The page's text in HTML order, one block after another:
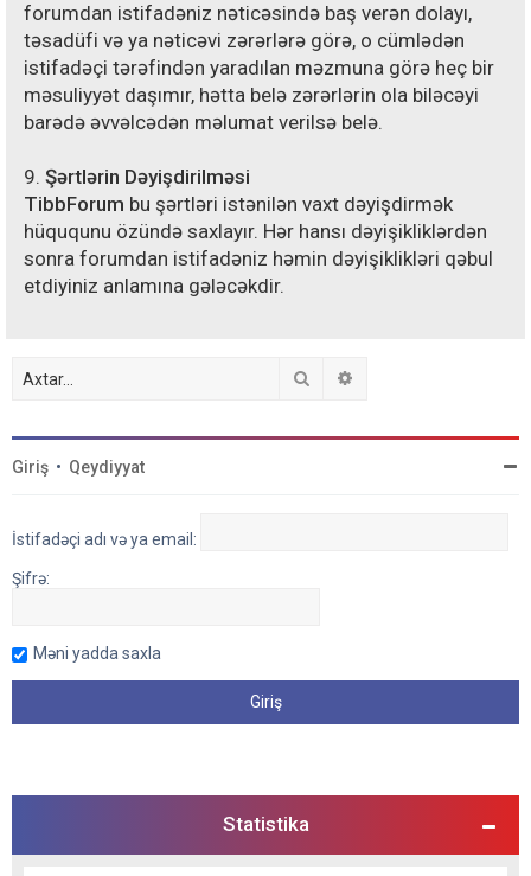
forumdan istifadəniz nəticəsində baş verən dolayı,
təsadüfi və ya nəticəvi zərərlərə görə, o cümlədən
istifadəçi tərəfindən yaradılan məzmuna görə heç bir
məsuliyyət daşımır, hətta belə zərərlərin ola biləcəyi
barədə əvvəlcədən məlumat verilsə belə.
9. Şərtlərin Dəyişdirilməsi
TibbForum bu şərtləri istənilən vaxt dəyişdirmək
hüququnu özündə saxlayır. Hər hansı dəyişikliklərdən
sonra forumdan istifadəniz həmin dəyişiklikləri qəbul
etdiyiniz anlamına gələcəkdir.
Axtar
Giriş • Qeydiyyat
İstifadəçi adı və ya email:
Şifrə:
Məni yadda saxla
Statistika